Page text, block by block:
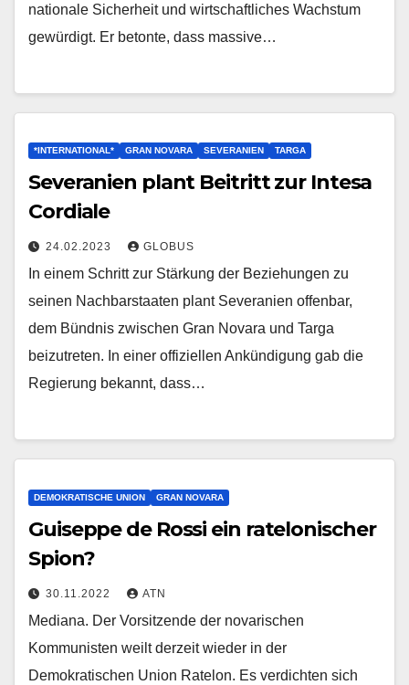
nationale Sicherheit und wirtschaftliches Wachstum
gewürdigt. Er betonte, dass massive…
*INTERNATIONAL* GRAN NOVARA SEVERANIEN TARGA
Severanien plant Beitritt zur Intesa
Cordiale
24.02.2023 GLOBUS
In einem Schritt zur Stärkung der Beziehungen zu
seinen Nachbarstaaten plant Severanien offenbar,
dem Bündnis zwischen Gran Novara und Targa
beizutreten. In einer offiziellen Ankündigung gab die
Regierung bekannt, dass…
DEMOKRATISCHE UNION GRAN NOVARA
Guiseppe de Rossi ein ratelonischer
Spion?
30.11.2022 ATN
Mediana. Der Vorsitzende der novarischen
Kommunisten weilt derzeit wieder in der
Demokratischen Union Ratelon. Es verdichten sich